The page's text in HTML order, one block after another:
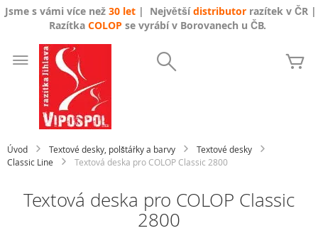
Jsme s vámi více než 30 let| Největšídistributorrazítek v ČR |
Razítka COLOP se vyrábí v Borovanech u ČB.
na
obsah
Úvod Textové desky, polštářky a barvy
Textové desky
Classic Line
Textová deska pro COLOP Classic 2800
Textová deska pro COLOP Classic
2800